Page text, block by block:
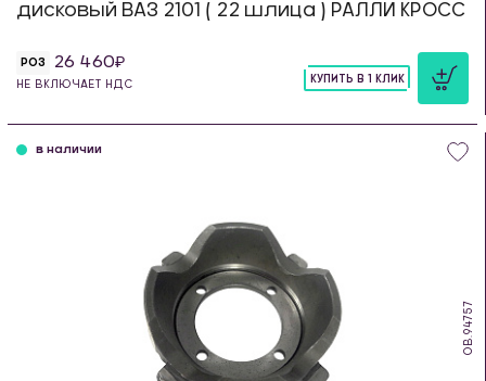
дисковый ВАЗ 2101 ( 22 шлица ) РАЛЛИ КРОСС
РОЗ 26 460
НЕ ВКЛЮЧАЕТ НДС
КУПИТЬ В 1 КЛИК
OB.94757
в наличии